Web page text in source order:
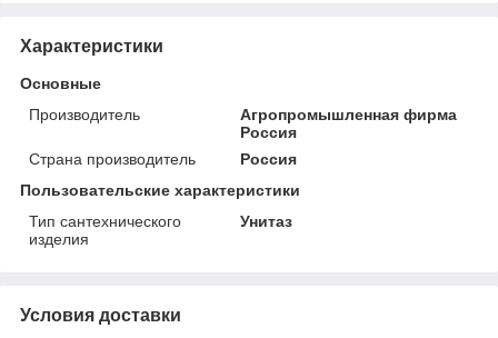
Характеристики
Основные
Производитель
Агропромышленная фирма
Россия
Страна производитель
Россия
Пользовательские характеристики
Тип сантехнического
изделия
Унитаз
Условия доставки